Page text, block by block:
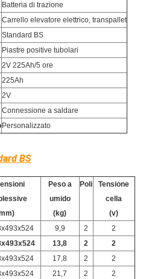
Batteria di trazione
Carrello elevatore elettrico, transpallet
Standard BS
Piastre positive tubolari
2V 225Ah/5 ore
225Ah
2V
Connessione a saldare
Personalizzato
BS
Peso a
umido
(kg)
Poli
Tensione
cella
(v)
9,9 2
2
493x524 13,8 2
2
493x524 17,8 2
2
493x524 21,7 2
2